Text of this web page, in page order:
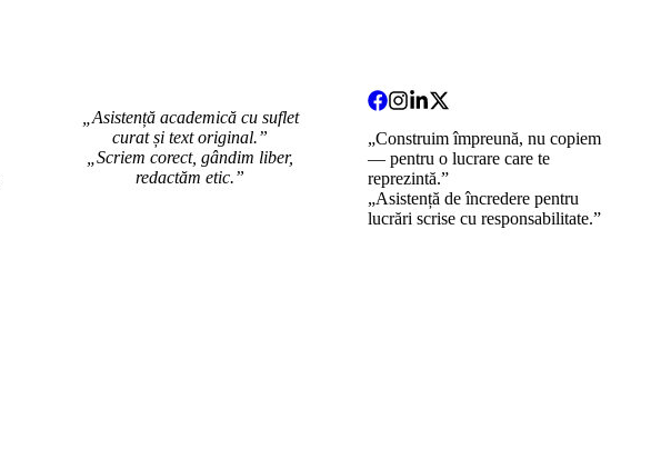
„Asistență academică cu suflet
curat și text original.”
„Scriem corect, gândim liber,
redactăm etic.”
„Construim împreună, nu copiem
— pentru o lucrare care te
reprezintă.”
„Asistență de încredere pentru
lucrări scrise cu responsabilitate.”